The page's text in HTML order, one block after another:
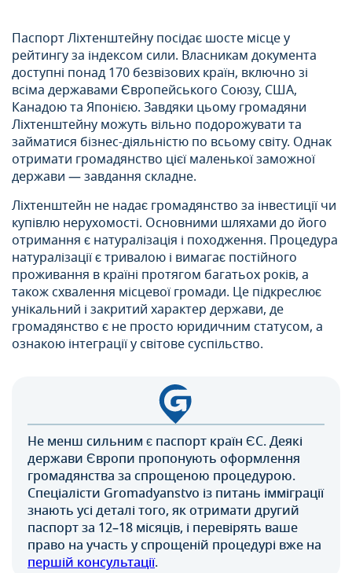
Паспорт Ліхтенштейну посідає шосте місце у
рейтингу за індексом сили. Власникам документа
доступні понад 170 безвізових країн, включно зі
всіма державами Європейського Союзу, США,
Канадою та Японією. Завдяки цьому громадяни
Ліхтенштейну можуть вільно подорожувати та
займатися бізнес-діяльністю по всьому світу. Однак
отримати громадянство цієї маленької заможної
держави — завдання складне.
Ліхтенштейн не надає громадянство за інвестиції чи
купівлю нерухомості. Основними шляхами до його
отримання є натуралізація і походження. Процедура
натуралізації є тривалою і вимагає постійного
проживання в країні протягом багатьох років, а
також схвалення місцевої громади. Це підкреслює
унікальний і закритий характер держави, де
громадянство є не просто юридичним статусом, а
ознакою інтеграції у світове суспільство.
Не менш сильним є паспорт країн ЄС. Деякі
держави Європи пропонують оформлення
громадянства за спрощеною процедурою.
Спеціалісти Gromadyanstvo із питань імміграції
знають усі деталі того, як отримати другий
паспорт за 12–18 місяців, і перевірять ваше
право на участь у спрощеній процедурі вже на
першій консультації.